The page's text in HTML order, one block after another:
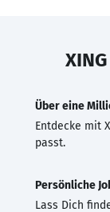
Über eine
Entdecke mit
passt.
Persönliche
Lass Dich